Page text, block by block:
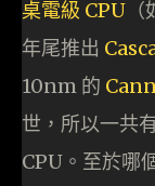
桌電級 CPU
年尾推出
10nm 的
世，所以一共
CPU。至於哪